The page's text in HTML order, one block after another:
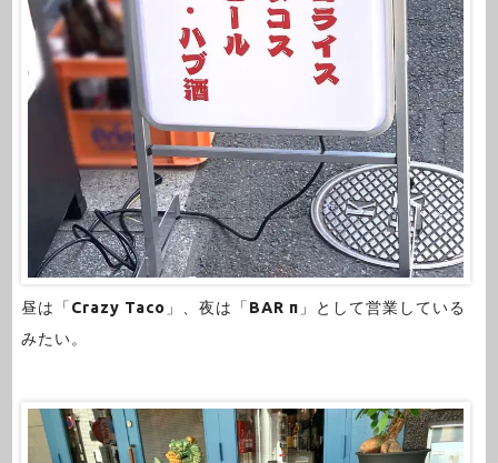
昼は「 Crazy Taco 」、夜は「 BAR π 」として営業している
みたい。